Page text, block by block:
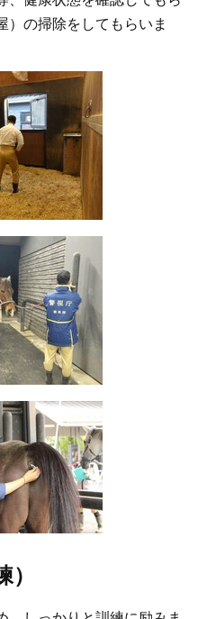
）の掃除をしてもらいま